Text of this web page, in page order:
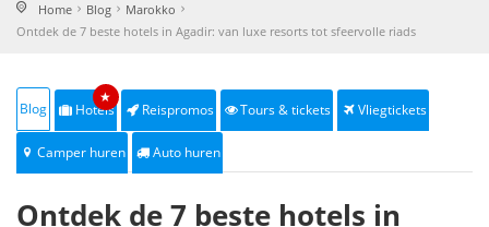
Home Blog
Marokko
Ontdek de 7 beste hotels in Agadir: van luxe resorts tot sfeervolle riads
Blog Hotels
★
Reispromos Tours & tickets Vliegtickets
Camper huren Auto huren
Ontdek de 7 beste hotels in